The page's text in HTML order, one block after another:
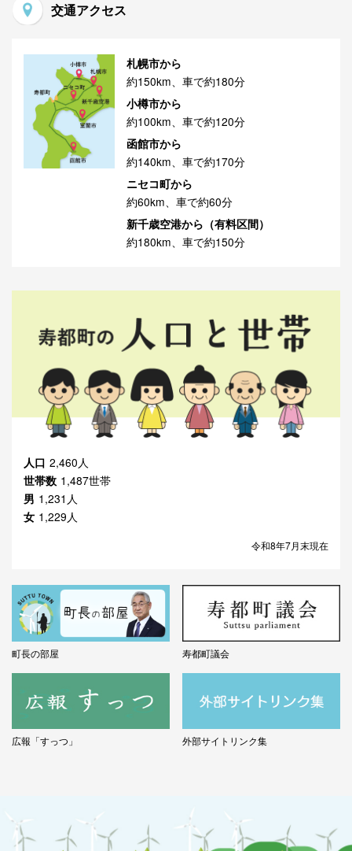
交通アクセス
札幌市から
約150km、車で約180分
小樽市から
約100km、車で約120分
函館市から
約140km、車で約170分
ニセコ町から
約60km、車で約60分
新千歳空港から（有料区間）
約180km、車で約150分
人口 2,460人
世帯数 1,487世帯
男 1,231人
女 1,229人
令和8年7月末現在
町長の部屋 寿都町議会
広報「すっつ」 外部サイトリンク集